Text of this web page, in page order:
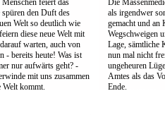
feiert das
den Duft des
Welt so deutlich wie
diese neue Welt mit
warten, auch von
- bereits heute! Was ist
nur aufwärts geht? -
mit uns zusammen
Welt kommt.
Die
als irgendwer
gemacht und an
Wegschweigen
Lage, sämtliche
nun mal nicht
ungeheuren
Amtes als das
Ende.